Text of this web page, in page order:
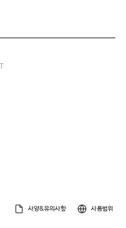
사양&유의사항 사용범위